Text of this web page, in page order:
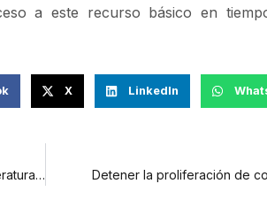
a este recurso básico en
X LinkedIn
Niños afectados por golpe de calor. Altas temperaturas no les permite estudiar y hay temor por su salud Detener la proliferación de